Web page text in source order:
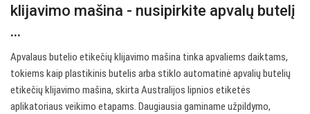
klijavimo mašina - nusipirkite apvalų butelį
...
Apvalaus butelio etikečių klijavimo mašina tinka apvaliems daiktams,
tokiems kaip plastikinis butelis arba stiklo automatinė apvalių butelių
etikečių klijavimo mašina, skirta Australijos lipnios etiketės
aplikatoriaus veikimo etapams. Daugiausia gaminame užpildymo,